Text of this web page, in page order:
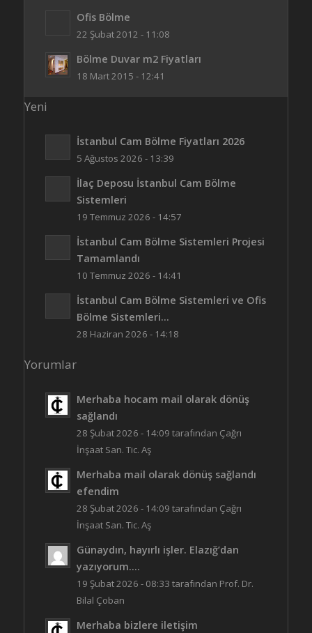
Ofis Bölme
22 Şubat 2012 - 11:08
Bölme Duvar m2 Fiyatları
18 Mart 2015 - 12:41
Yeni
İstanbul Cam Bölme Fiyatları 2026
5 Ağustos 2026 - 13:39
İlaç Deposu İstanbul Cam Bölme
Sistemleri
19 Temmuz 2026 - 14:57
İstanbul Cam Bölme Sistemleri Projesi
Tamamlandı
10 Temmuz 2026 - 14:41
İstanbul Cam Bölme Sistemleri ve Ofis
Bölme Sistemleri...
28 Haziran 2026 - 14:18
Yorumlar
Merhaba hocam mail olarak dönüş
sağlandı
28 Şubat 2026 - 14:09 tarafından Çağrı
İnşaat San. Tic. Aş
Merhaba mail olarak dönüş sağlandı
efendim
28 Şubat 2026 - 14:09 tarafından Çağrı
İnşaat San. Tic. Aş
Günaydın, hayırlı işler. Elazığ’dan
yazıyorum....
19 Şubat 2026 - 08:33 tarafından Prof. Dr.
Bilal Çoban
Merhaba bizlere iletişim